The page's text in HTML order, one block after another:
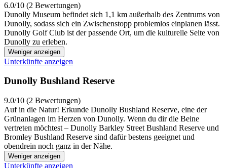
6.0/10 (2 Bewertungen)
Dunolly Museum befindet sich 1,1 km außerhalb des Zentrums von
Dunolly, sodass sich ein Zwischenstopp problemlos einplanen lässt.
Dunolly Golf Club ist der passende Ort, um die kulturelle Seite von
Dunolly zu erleben.
Weniger anzeigen
Unterkünfte anzeigen
Dunolly Bushland Reserve
9.0/10 (2 Bewertungen)
Auf in die Natur! Erkunde Dunolly Bushland Reserve, eine der
Grünanlagen im Herzen von Dunolly. Wenn du dir die Beine
vertreten möchtest – Dunolly Barkley Street Bushland Reserve und
Bromley Bushland Reserve sind dafür bestens geeignet und
obendrein noch ganz in der Nähe.
Weniger anzeigen
Unterkünfte anzeigen